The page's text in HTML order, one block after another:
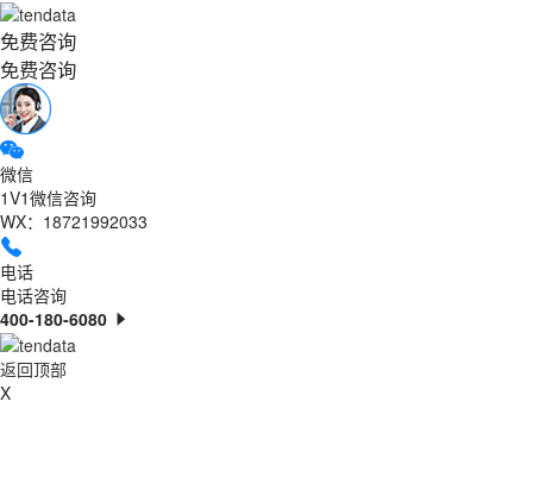
免费咨询
免费咨询
微信
1V1微信咨询
WX：18721992033
电话
电话咨询
400-180-6080
返回顶部
X